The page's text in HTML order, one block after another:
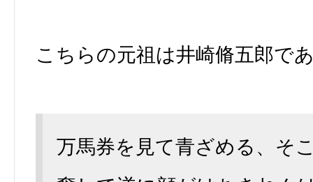
こちらの元祖は井崎脩五郎で
万馬券を見て青ざめる、そ